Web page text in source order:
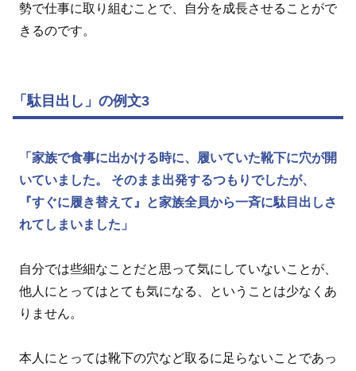
勢で仕事に取り組むことで、自分を成長させることがで
きるのです。
「駄目出し」の例文3
「家族で食事に出かける時に、履いていた靴下に穴が開
いていました。 そのまま出発するつもりでしたが、
『すぐに履き替えて』と家族全員から一斉に駄目出しさ
れてしまいました」
自分では些細なことだと思って気にしていないことが、
他人にとってはとても気になる、ということは少なくあ
りません。
本人にとっては靴下の穴など取るに足らないことであっ